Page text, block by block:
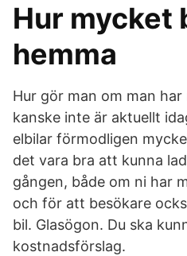
Hur mycket
hemma
Hur gör man om man har
kanske inte är aktuellt
elbilar förmodligen
det vara bra att kunna
gången, både om ni har
och för att besökare
bil. Glasögon. Du ska
kostnadsförslag.